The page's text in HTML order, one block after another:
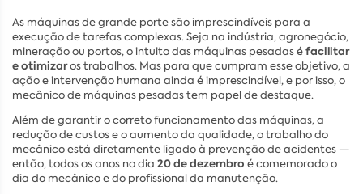
As máquinas de grande porte são imprescindíveis para a
execução de tarefas complexas. Seja na indústria, agronegócio,
mineração ou portos, o intuito das máquinas pesadas éfacilitar
e otimizaros trabalhos. Mas para que cumpram esse objetivo, a
ação e intervenção humana ainda é imprescindível, e por isso, o
mecânico de máquinas pesadas tem papel de destaque.
Além de garantir o correto funcionamento das máquinas, a
redução de custos e o aumento da qualidade, o trabalho do
mecânico está diretamente ligado à prevenção de acidentes —
então, todos os anos no dia 20 de dezembro é comemorado o
dia do mecânico e do profissional da manutenção.